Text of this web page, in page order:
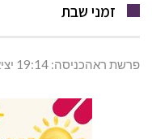
זמני שבת
פרשת ראהכניסה: 19:14 יציאה: 20:12